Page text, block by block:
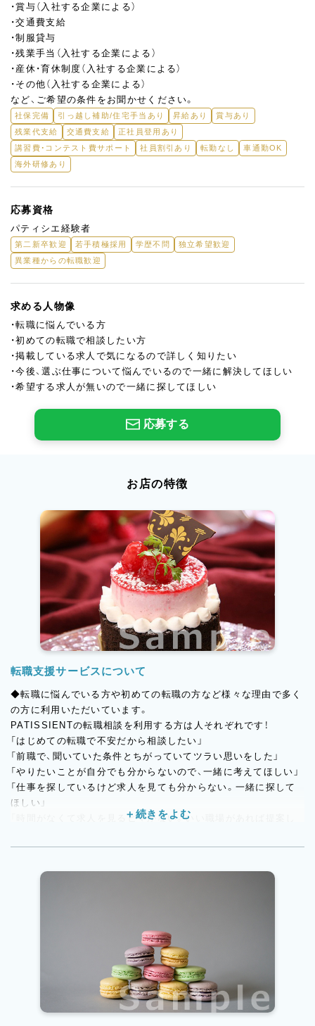
・賞与（入社する企業による）
・交通費支給
・制服貸与
・残業手当（入社する企業による）
・産休・育休制度（入社する企業による）
・その他（入社する企業による）
など、ご希望の条件をお聞かせください。
社保完備 引っ越し補助/住宅手当あり 昇給あり
賞与あり
残業代支給
交通費支給
正社員登用あり
講習費・コンテスト費サポート
社員割引あり 転勤なし
車通勤OK
海外研修あり
応募資格
パティシエ経験者
第二新卒歓迎 若手積極採用 学歴不問
独立希望歓迎
異業種からの転職歓迎
求める人物像
・転職に悩んでいる方
・初めての転職で相談したい方
・掲載している求人で気になるので詳しく知りたい
・今後、選ぶ仕事について悩んでいるので一緒に解決してほしい
・希望する求人が無いので一緒に探してほしい
応募する
お店の特徴
転職支援サービスについて
◆転職に悩んでいる方や初めての転職の方など様々な理由で多く
の方に利用いただいています。
PATISSIENTの転職相談を利用する方は人それぞれです！
「はじめての転職で不安だから相談したい」
「前職で、聞いていた条件とちがっていてツラい思いをした」
「やりたいことが自分でも分からないので、一緒に考えてほしい」
「仕事を探しているけど求人を見ても分からない。一緒に探して
ほしい」
「時間がなくて求人を見るヒマがない。いい職場があれば提案し
◎大手和洋菓子・ベーカリー企業
◎焼き菓子専門店・チョコレート専門店・食パン専門店など）